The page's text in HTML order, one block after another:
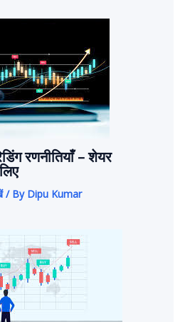
रणनीतियाँ – शेयर
/ By Dipu Kumar